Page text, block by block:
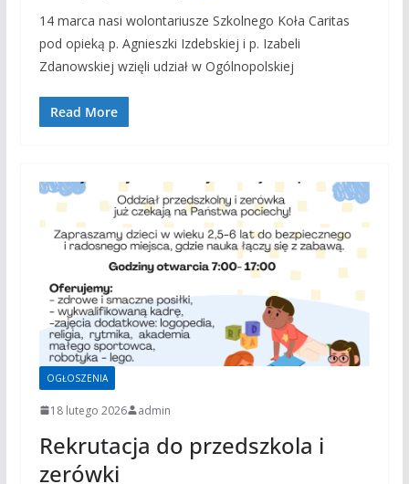
14 marca nasi wolontariusze Szkolnego Koła Caritas
pod opieką p. Agnieszki Izdebskiej i p. Izabeli
Zdanowskiej wzięli udział w Ogólnopolskiej
Read More
OGŁOSZENIA
18 lutego 2026 admin
Rekrutacja do przedszkola i
zerówki